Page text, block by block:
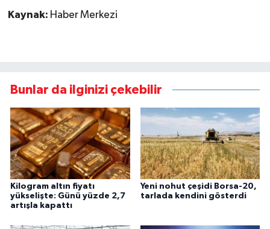
Kaynak: Haber Merkezi
Bunlar da ilginizi çekebilir
Kilogram altın fiyatı
yükselişte: Günü yüzde 2,7
artışla kapattı
Yeni nohut çeşidi Borsa-20,
tarlada kendini gösterdi